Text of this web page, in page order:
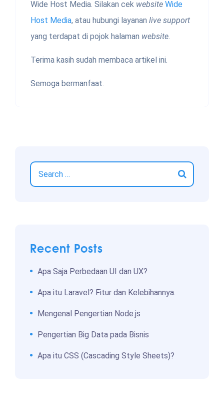
Wide Host Media. Silakan cek website Wide
Host Media, atau hubungi layanan live support
yang terdapat di pojok halaman website.
Terima kasih sudah membaca artikel ini.
Semoga bermanfaat.
Recent Posts
Apa Saja Perbedaan UI dan UX?
Apa itu Laravel? Fitur dan Kelebihannya.
Mengenal Pengertian Node.js
Pengertian Big Data pada Bisnis
Apa itu CSS (Cascading Style Sheets)?